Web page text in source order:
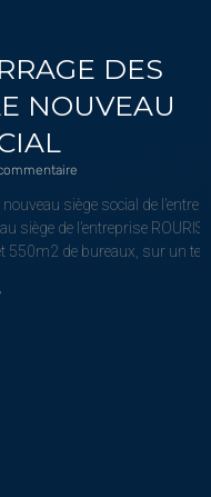
DES
NOUVEAU
siège social de
siège de l’entreprise
550m2 de bureaux, sur un